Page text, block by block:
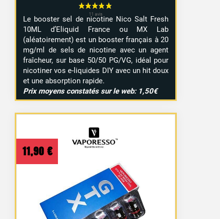
Le booster sel de nicotine Nico Salt Fresh
10ML d’Eliquid France ou MX Lab
(aléatoirement) est un booster français à 20
mg/ml de sels de nicotine avec un agent
fraîcheur, sur base 50/50 PG/VG, idéal pour
nicotiner vos e-liquides DIY avec un hit doux
et une absorption rapide.
Prix moyens constatés sur le web: 1,50€
11,90 €